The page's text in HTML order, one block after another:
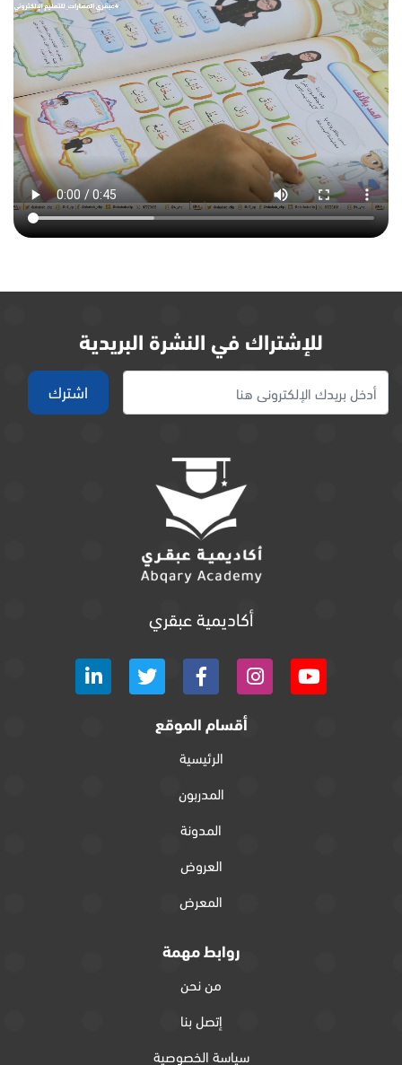
للإشتراك في النشرة البريدية
أكاديمية عبقري
أقسام الموقع
الرئيسية
المدربون
المدونة
العروض
المعرض
روابط مهمة
من نحن
إتصل بنا
سياسة الخصوصية